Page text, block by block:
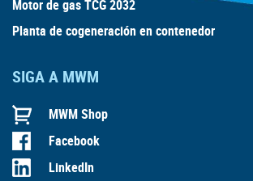
Motor de gas TCG 2032
Planta de cogeneración en contenedor
SIGA A MWM
MWM Shop
Facebook
LinkedIn